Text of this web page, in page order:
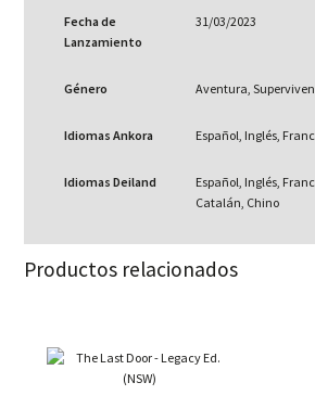
Fecha de
Lanzamiento
31/03/2023
Género Aventura,
Idiomas Ankora Español, Inglés,
Idiomas Deiland
Español, Inglés,
Catalán, Chino
Productos relacionados